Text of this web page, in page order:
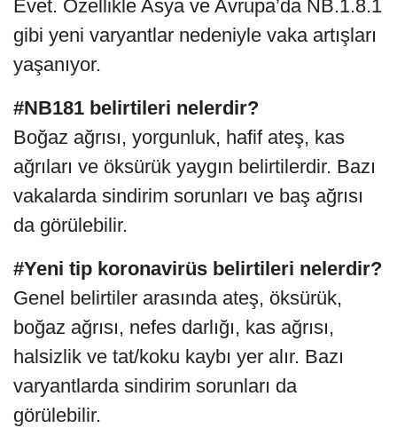
Evet. Özellikle Asya ve Avrupa’da NB.1.8.1
gibi yeni varyantlar nedeniyle vaka artışları
yaşanıyor.
#NB181 belirtileri nelerdir?
Boğaz ağrısı, yorgunluk, hafif ateş, kas
ağrıları ve öksürük yaygın belirtilerdir. Bazı
vakalarda sindirim sorunları ve baş ağrısı
da görülebilir.
#Yeni tip koronavirüs belirtileri nelerdir?
Genel belirtiler arasında ateş, öksürük,
boğaz ağrısı, nefes darlığı, kas ağrısı,
halsizlik ve tat/koku kaybı yer alır. Bazı
varyantlarda sindirim sorunları da
görülebilir.